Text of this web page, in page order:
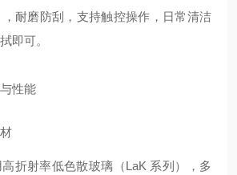
耐磨防刮，支持触控操作，日常清洁
即可。
性能
高折射率低色散玻璃（LaK 系列），多